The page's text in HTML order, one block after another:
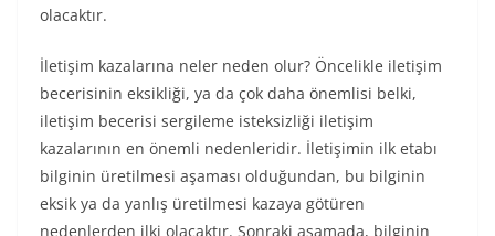
olacaktır.
İletişim kazalarına neler neden olur? Öncelikle iletişim
becerisinin eksikliği, ya da çok daha önemlisi belki,
iletişim becerisi sergileme isteksizliği iletişim
kazalarının en önemli nedenleridir. İletişimin ilk etabı
bilginin üretilmesi aşaması olduğundan, bu bilginin
eksik ya da yanlış üretilmesi kazaya götüren
nedenlerden ilki olacaktır. Sonraki aşamada, bilginin